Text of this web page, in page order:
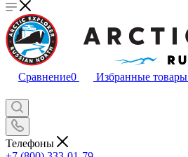
Сравнение0 Избранные товары
Телефоны